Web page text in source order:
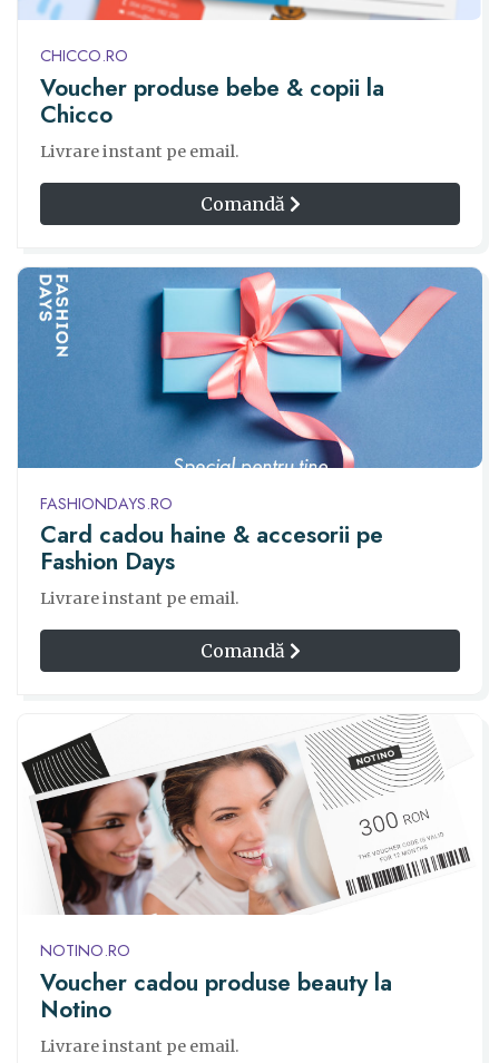
CHICCO.RO
Voucher produse bebe & copii la
Chicco
Livrare instant pe email.
Comandă
FASHIONDAYS.RO
Card cadou haine & accesorii pe
Fashion Days
Livrare instant pe email.
Comandă
NOTINO.RO
Voucher cadou produse beauty la
Notino
Livrare instant pe email.